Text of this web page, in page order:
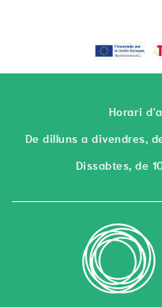
Horari
De dilluns a divendres,
Dissabtes, de